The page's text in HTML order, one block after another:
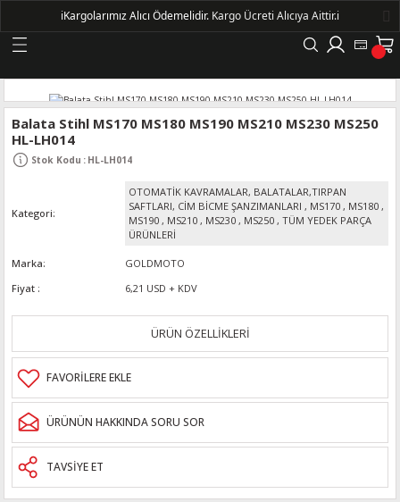
Geri Dön
Balata Stihl MS170 MS180 MS190 MS210 MS230 MS250
HL-LH014
Stok Kodu : HL-LH014
Kategori
OTOMATİK KAVRAMALAR, BALATALAR,TIRPAN
SAFTLARI, CİM BİCME ŞANZIMANLARI , MS170 , MS180 ,
MS190 , MS210 , MS230 , MS250 , TÜM YEDEK PARÇA
ÜRÜNLERİ
Marka
GOLDMOTO
Fiyat
6,21 USD + KDV
ÜRÜN ÖZELLİKLERİ
ÜRÜNÜN HAKKINDA SORU SOR
TAVSİYE ET
ℹ️Kargolarımız Alıcı Ödemelidir. Kargo Ücreti Alıcıya Aittir.ℹ️